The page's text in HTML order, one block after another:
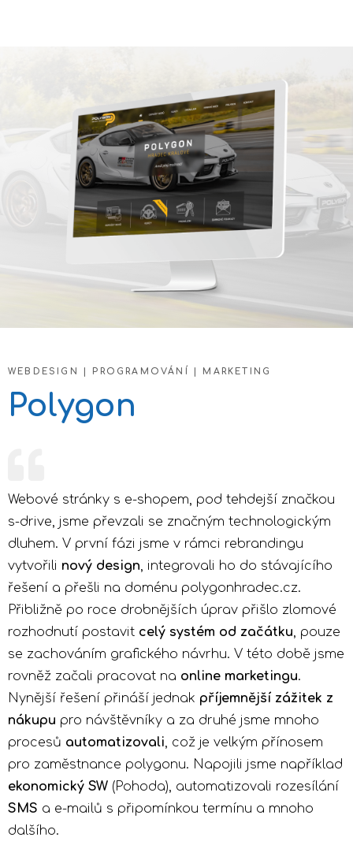
WEBDESIGN | PROGRAMOVÁNÍ | MARKETING
Polygon
Webové stránky s e-shopem, pod tehdejší značkou
s-drive, jsme převzali se značným technologickým
dluhem. V první fázi jsme v rámci rebrandingu
vytvořili nový design, integrovali ho do stávajícího
řešení a přešli na doménu polygonhradec.cz.
Přibližně po roce drobnějších úprav přišlo zlomové
rozhodnutí postavit celý systém od začátku, pouze
se zachováním grafického návrhu. V této době jsme
rovněž začali pracovat na online marketingu.
Nynější řešení přináší jednak příjemnější zážitek z
nákupu pro návštěvníky a za druhé jsme mnoho
procesů automatizovali, což je velkým přínosem
pro zaměstnance polygonu. Napojili jsme například
ekonomický SW (Pohoda), automatizovali rozesílání
SMS a e-mailů s připomínkou termínu a mnoho
dalšího.